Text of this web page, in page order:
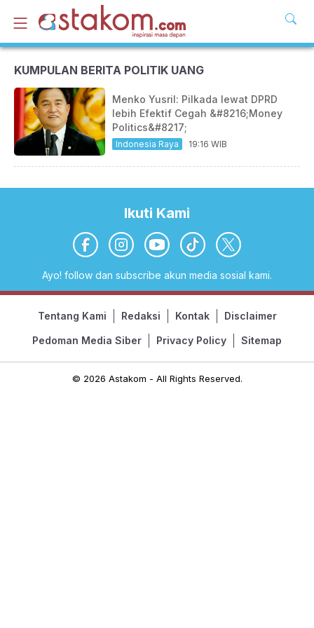
KUMPULAN BERITA POLITIK UANG
Menko Yusril: Pilkada lewat DPRD
lebih Efektif Cegah &#8216;Money
Politics&#8217;
Indonesia Raya 19:16 WIB
Ikuti Kami
Ayo! follow dan subscribe akun media sosial kami.
Tentang Kami Redaksi Kontak Disclaimer
Pedoman Media Siber Privacy Policy Sitemap
© 2026 Astakom - All Rights Reserved.